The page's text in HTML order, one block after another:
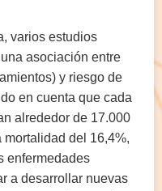
varios estudios
asociación entre
y riesgo de
en cuenta que cada
alrededor de 17.000
del 16,4%,
enfermedades
a desarrollar nuevas